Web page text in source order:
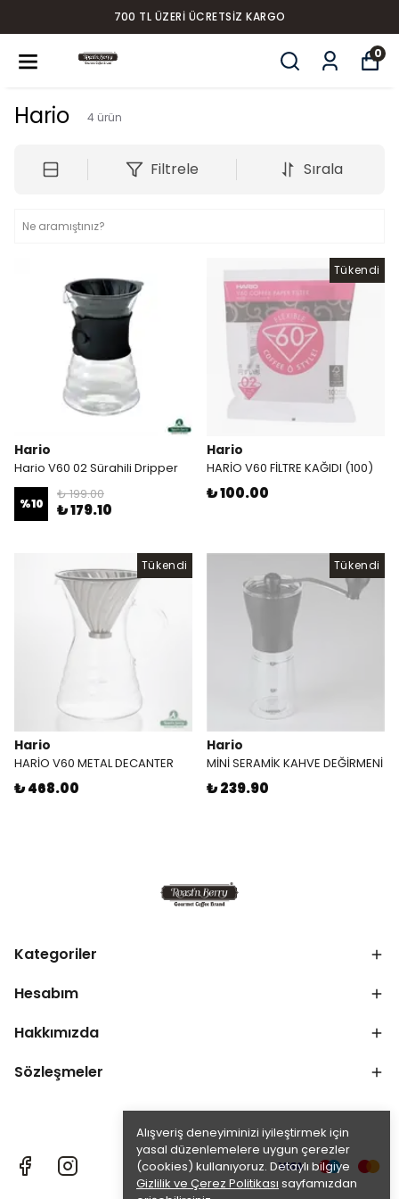
700 TL ÜZERI ÜCRETSIZ KARGO
0
Alışveriş deneyiminizi iyileştirmek için
yasal düzenlemelere uygun çerezler
(cookies) kullanıyoruz. Detaylı bilgiye
Gizlilik ve Çerez Politikası sayfamızdan
Hario 4 ürün
Filtrele Sırala
Hario
Hario V60 02 Sürahili Dripper
%10
₺ 199.00
₺ 179.10
Tükendi
Hario
HARİO V60 FİLTRE KAĞIDI (100)
₺ 100.00
Tükendi
Hario
HARİO V60 METAL DECANTER
₺ 468.00
Tükendi
Hario
MİNİ SERAMİK KAHVE DEĞİRMENİ
₺ 239.90
Kategoriler
Hesabım
Hakkımızda
Sözleşmeler